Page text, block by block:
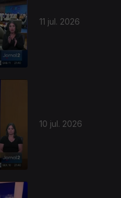
11 jul. 2026
10 jul. 2026